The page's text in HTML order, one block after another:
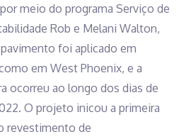
meio do programa Serviço de
Rob e Melani Walton,
foi aplicado em
em West Phoenix, e a
ocorreu ao longo dos dias de
O projeto inicou a primeira
revestimento de